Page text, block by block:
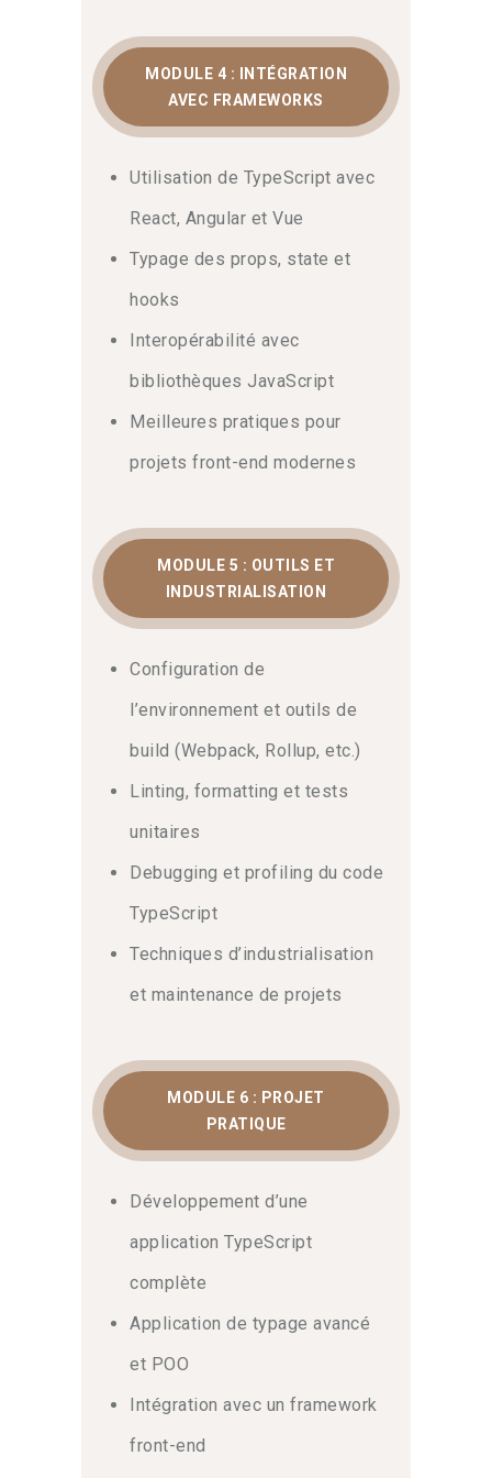
MODULE 4 : INTÉGRATION
AVEC FRAMEWORKS
Utilisation de TypeScript avec
React, Angular et Vue
Typage des props, state et
hooks
Interopérabilité avec
bibliothèques JavaScript
Meilleures pratiques pour
projets front-end modernes
MODULE 5 : OUTILS ET
INDUSTRIALISATION
Configuration de
l’environnement et outils de
build (Webpack, Rollup, etc.)
Linting, formatting et tests
unitaires
Debugging et profiling du code
TypeScript
Techniques d’industrialisation
et maintenance de projets
MODULE 6 : PROJET
PRATIQUE
Développement d’une
application TypeScript
complète
Application de typage avancé
et POO
Intégration avec un framework
front-end